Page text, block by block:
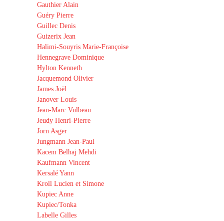
Gauthier Alain
Guéry Pierre
Guillec Denis
Guizerix Jean
Halimi-Souyris Marie-Françoise
Hennegrave Dominique
Hylton Kenneth
Jacquemond Olivier
James Joël
Janover Louis
Jean-Marc Vulbeau
Jeudy Henri-Pierre
Jorn Asger
Jungmann Jean-Paul
Kacem Belhaj Mehdi
Kaufmann Vincent
Kersalé Yann
Kroll Lucien et Simone
Kupiec Anne
Kupiec/Tonka
Labelle Gilles